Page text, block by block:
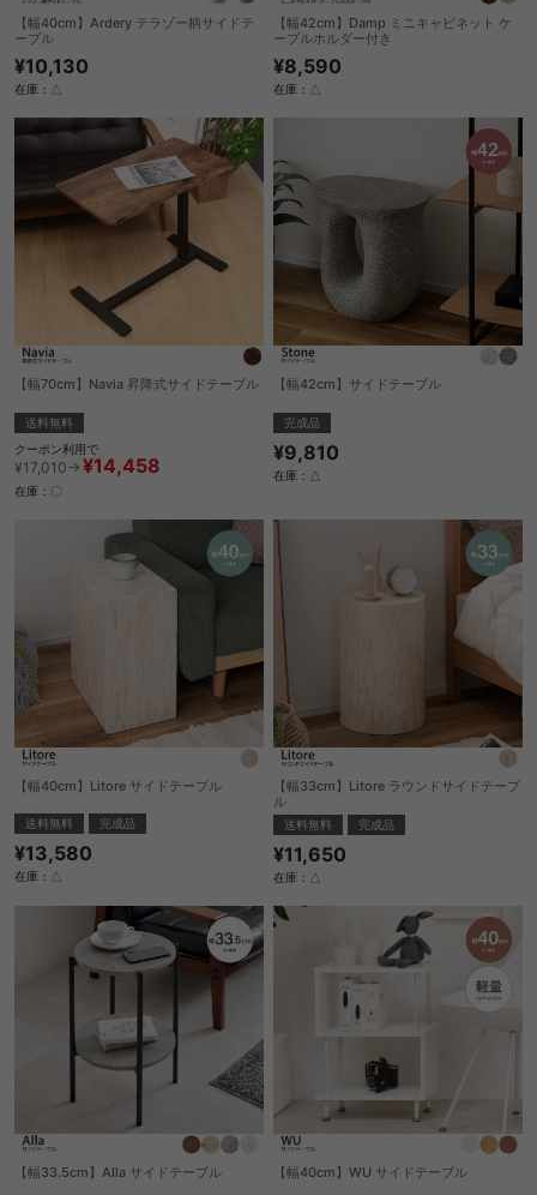
【幅40cm】Ardery テラゾー柄サイドテ
ーブル
¥10,130
在庫：△
【幅42cm】Damp ミニキャビネット ケ
ーブルホルダー付き
¥8,590
在庫：△
【幅70cm】Navia 昇降式サイドテーブル
送料無料
クーポン利用で
¥17,010→ ¥14,458
在庫：〇
【幅42cm】サイドテーブル
完成品
¥9,810
在庫：△
【幅40cm】Litore サイドテーブル
送料無料 完成品
¥13,580
在庫：△
【幅33cm】Litore ラウンドサイドテーブ
ル
送料無料 完成品
¥11,650
在庫：△
【幅33.5cm】Alla サイドテーブル 【幅40cm】WU サイドテーブル